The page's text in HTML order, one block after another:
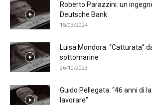
Roberto Parazzini: un
Deutsche Bank
15/03/2024
Luisa Mondora: “Catturata”
sottomarine
26/10/2023
Guido Pellegata: “46 anni di
lavorare”